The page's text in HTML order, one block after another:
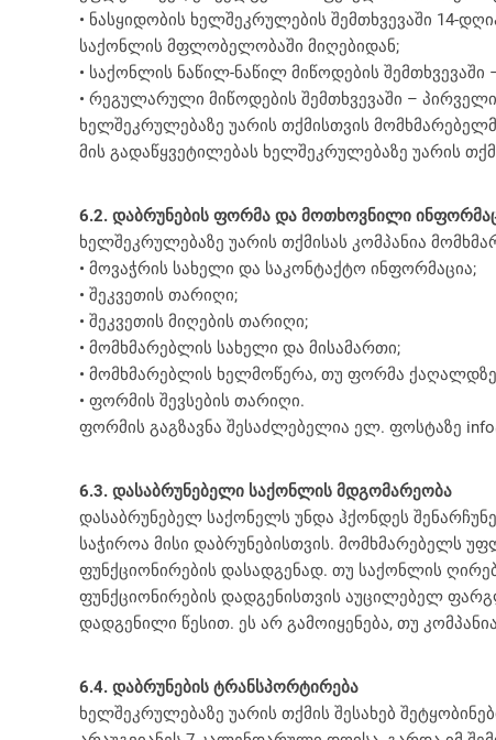
• ნასყიდობის ხელშეკრულების შემთხვევაში 14-
საქონლის მფლობელობაში მიღებიდან;
• საქონლის ნაწილ-ნაწილ მიწოდების
• რეგულარული მიწოდების შემთხვევაში –
ხელშეკრულებაზე უარის თქმისთვის
მის გადაწყვეტილებას ხელშეკრულებაზე უარის
6.2. დაბრუნების ფორმა და მოთხოვნილი
ხელშეკრულებაზე უარის თქმისას კომპანია
• მოვაჭრის სახელი და საკონტაქტო ინფორმაცია;
• შეკვეთის თარიღი;
• შეკვეთის მიღების თარიღი;
• მომხმარებლის სახელი და მისამართი;
• მომხმარებლის ხელმოწერა, თუ ფორმა
• ფორმის შევსების თარიღი.
ფორმის გაგზავნა შესაძლებელია ელ. ფოსტაზე
6.3. დასაბრუნებელი საქონლის მდგომარეობა
დასაბრუნებელ საქონელს უნდა ჰქონდეს
საჭიროა მისი დაბრუნებისთვის. მომხმარებელს
ფუნქციონირების დასადგენად. თუ საქონლის
ფუნქციონირების დადგენისთვის აუცილებელ
დადგენილი წესით. ეს არ გამოიყენება, თუ
6.4. დაბრუნების ტრანსპორტირება
ხელშეკრულებაზე უარის თქმის შესახებ